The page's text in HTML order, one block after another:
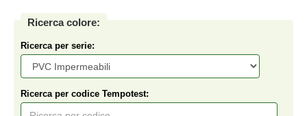
Ricerca colore:
Ricerca per serie:
Ricerca per codice Tempotest: